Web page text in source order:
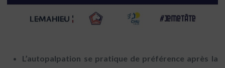
L’autopalpation se pratique de préférence après la